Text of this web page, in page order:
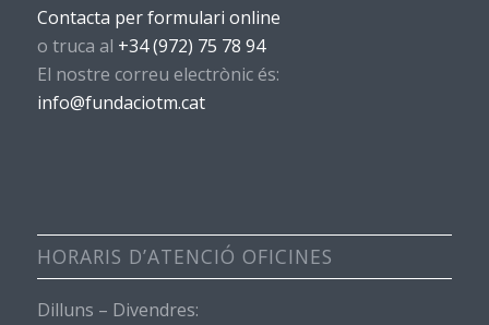
Contacta per formulari online
o truca al +34 (972) 75 78 94
El nostre correu electrònic és:
info@fundaciotm.cat
HORARIS D’ATENCIÓ OFICINES
Dilluns – Divendres: